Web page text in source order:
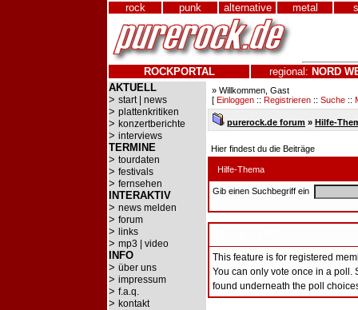
rock punk alternative metal
ROCKPORTAL regional: NORD
AKTUELL
> start | news
> plattenkritiken
> konzertberichte
> interviews
TERMINE
> tourdaten
> festivals
> fernsehen
INTERAKTIV
> news melden
> forum
> links
> mp3 | video
INFO
> über uns
> impressum
> f.a.q.
> kontakt
» Willkommen, Gast
[ Einloggen :: Registrieren :: Suche ::
purerock.de forum » Hilfe-
Hier findest du die Beiträge
Hilfe-Thema
Gib einen Suchbegriff ein
This feature is for registered
You can only vote once in a poll.
found underneath the poll